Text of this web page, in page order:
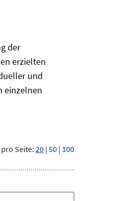
der
erzielten
und
einzelnen
Seite:20 | 50 | 100